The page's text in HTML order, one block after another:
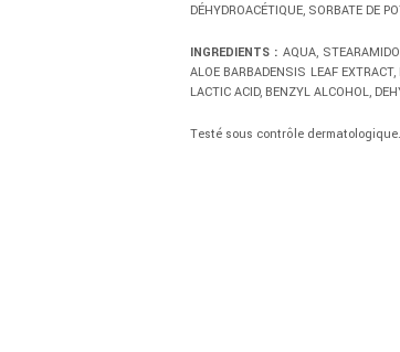
DÉHYDROACÉTIQUE, SORBATE DE
INGREDIENTS : AQUA,
ALOE BARBADENSIS LEAF
LACTIC ACID, BENZYL ALCOHOL,
Testé sous contrôle dermatologique.